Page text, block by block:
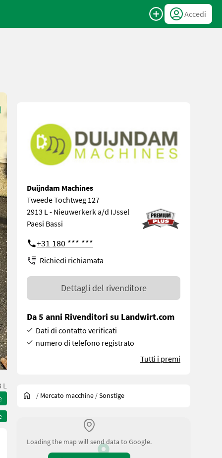
Accedi
L
Duijndam Machines
Tweede Tochtweg 127
2913 L - Nieuwerkerk a/d IJssel
Paesi Bassi
+31 180 *** ***
Richiedi richiamata
Dettagli del rivenditore
Da 5 anni Rivenditori su Landwirt.com
Dati di contatto verificati
numero di telefono registrato
Tutti i premi
/ Mercato macchine /Sonstige
Loading the map will send data to Google.